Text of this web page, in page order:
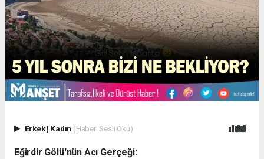
Erkek| Kadın (Haberi Sesli Oku)
Eğirdir Gölü'nün Acı Gerçeği: